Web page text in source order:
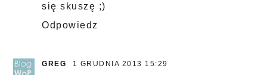
się skuszę ;)
Odpowiedz
GREG 1 GRUDNIA 2013 15:29